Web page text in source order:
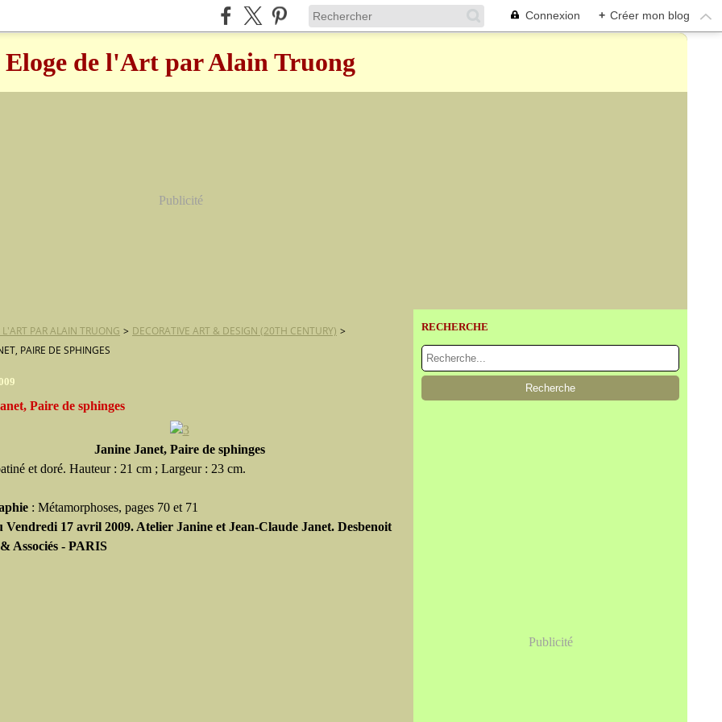
Connexion + Créer mon blog
Eloge de l'Art par Alain Truong
Publicité
L'ART PAR ALAIN TRUONG > DECORATIVE ART & DESIGN (20TH CENTURY) >
PAIRE DE SPHINGES
Paire de sphinges
Janine Janet, Paire de sphinges
et doré. Hauteur : 21 cm ; Largeur : 23 cm.
: Métamorphoses, pages 70 et 71
Vendredi 17 avril 2009. Atelier Janine et Jean-Claude Janet. Desbenoit
Associés - PARIS
RECHERCHE
Publicité